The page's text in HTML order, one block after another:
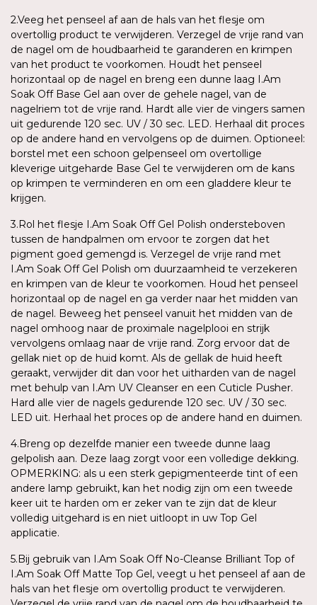
2.Veeg het penseel af aan de hals van het flesje om
overtollig product te verwijderen. Verzegel de vrije rand van
de nagel om de houdbaarheid te garanderen en krimpen
van het product te voorkomen. Houdt het penseel
horizontaal op de nagel en breng een dunne laag I.Am
Soak Off Base Gel aan over de gehele nagel, van de
nagelriem tot de vrije rand. Hardt alle vier de vingers samen
uit gedurende 120 sec. UV / 30 sec. LED. Herhaal dit proces
op de andere hand en vervolgens op de duimen. Optioneel:
borstel met een schoon gelpenseel om overtollige
kleverige uitgeharde Base Gel te verwijderen om de kans
op krimpen te verminderen en om een gladdere kleur te
krijgen.
3.Rol het flesje I.Am Soak Off Gel Polish ondersteboven
tussen de handpalmen om ervoor te zorgen dat het
pigment goed gemengd is. Verzegel de vrije rand met
I.Am Soak Off Gel Polish om duurzaamheid te verzekeren
en krimpen van de kleur te voorkomen. Houd het penseel
horizontaal op de nagel en ga verder naar het midden van
de nagel. Beweeg het penseel vanuit het midden van de
nagel omhoog naar de proximale nagelplooi en strijk
vervolgens omlaag naar de vrije rand. Zorg ervoor dat de
gellak niet op de huid komt. Als de gellak de huid heeft
geraakt, verwijder dit dan voor het uitharden van de nagel
met behulp van I.Am UV Cleanser en een Cuticle Pusher.
Hard alle vier de nagels gedurende 120 sec. UV / 30 sec.
LED uit. Herhaal het proces op de andere hand en duimen.
4.Breng op dezelfde manier een tweede dunne laag
gelpolish aan. Deze laag zorgt voor een volledige dekking.
OPMERKING: als u een sterk gepigmenteerde tint of een
andere lamp gebruikt, kan het nodig zijn om een tweede
keer uit te harden om er zeker van te zijn dat de kleur
volledig uitgehard is en niet uitloopt in uw Top Gel
applicatie.
5.Bij gebruik van I.Am Soak Off No-Cleanse Brilliant Top of
I.Am Soak Off Matte Top Gel, veegt u het penseel af aan de
hals van het flesje om overtollig product te verwijderen.